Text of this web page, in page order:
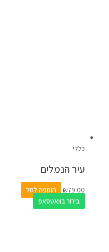
כללי
עיר הנמלים
₪79.00
הוספה לסל
בירור בוואטסאפ